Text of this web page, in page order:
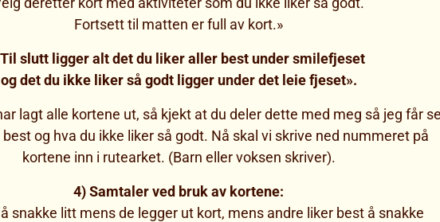
Fortsett til matten er full av kort.»
slutt ligger alt det du liker aller best under smilefjeset
og det du ikke liker så godt ligger under det leie fjeset».
lagt alle kortene ut, så kjekt at du deler dette med meg så jeg får
best og hva du ikke liker så godt. Nå skal vi skrive ned nummeret på
kortene inn i rutearket. (Barn eller voksen skriver).
4) Samtaler ved bruk av kortene:
snakke litt mens de legger ut kort, mens andre liker best å snakke